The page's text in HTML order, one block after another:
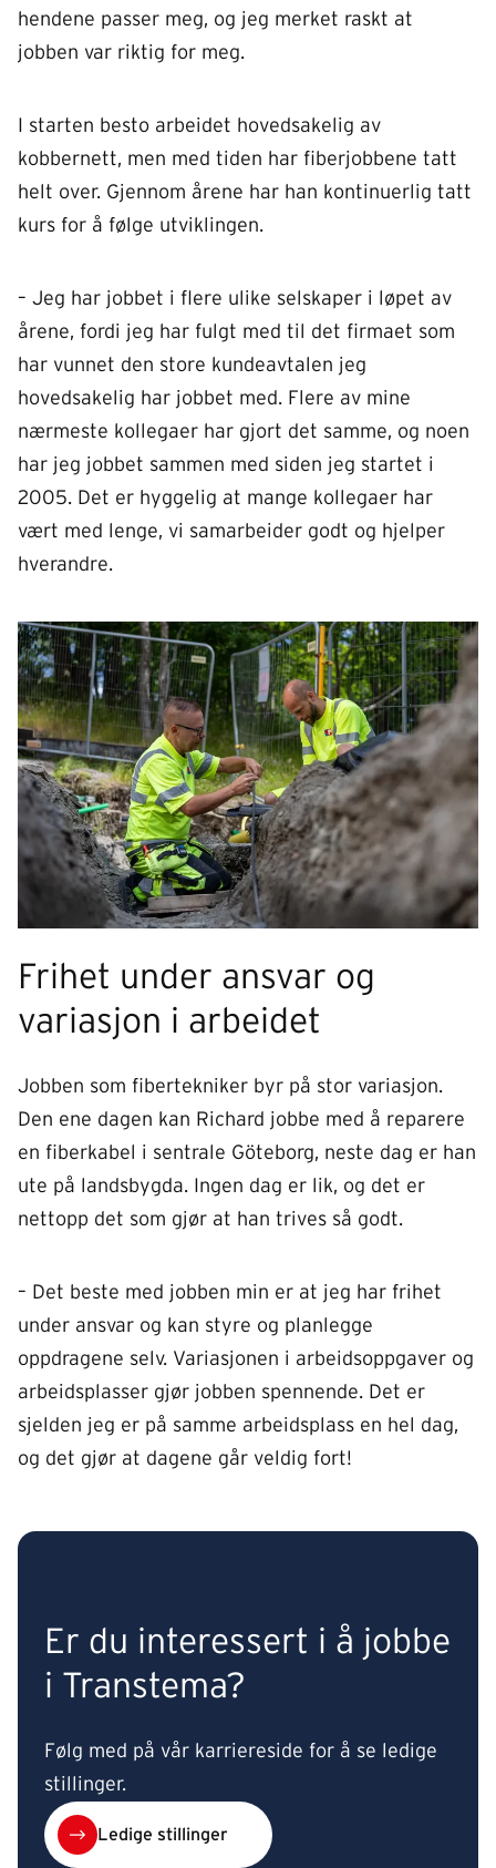
hendene passer meg, og jeg merket raskt at
jobben var riktig for meg.
I starten besto arbeidet hovedsakelig av
kobbernett, men med tiden har fiberjobbene tatt
helt over. Gjennom årene har han kontinuerlig tatt
kurs for å følge utviklingen.
– Jeg har jobbet i flere ulike selskaper i løpet av
årene, fordi jeg har fulgt med til det firmaet som
har vunnet den store kundeavtalen jeg
hovedsakelig har jobbet med. Flere av mine
nærmeste kollegaer har gjort det samme, og noen
har jeg jobbet sammen med siden jeg startet i
2005. Det er hyggelig at mange kollegaer har
vært med lenge, vi samarbeider godt og hjelper
hverandre.
Frihet under ansvar og
variasjon i arbeidet
Jobben som fibertekniker byr på stor variasjon.
Den ene dagen kan Richard jobbe med å reparere
en fiberkabel i sentrale Göteborg, neste dag er han
ute på landsbygda. Ingen dag er lik, og det er
nettopp det som gjør at han trives så godt.
– Det beste med jobben min er at jeg har frihet
under ansvar og kan styre og planlegge
oppdragene selv. Variasjonen i arbeidsoppgaver og
arbeidsplasser gjør jobben spennende. Det er
sjelden jeg er på samme arbeidsplass en hel dag,
og det gjør at dagene går veldig fort!
Er du interessert i å jobbe
i Transtema?
Følg med på vår karriereside for å se ledige
stillinger.
Ledige stillinger